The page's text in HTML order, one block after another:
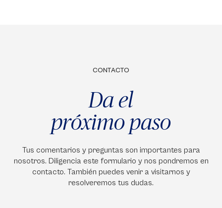
CONTACTO
Da el
próximo paso
Tus comentarios y preguntas son importantes para
nosotros. Diligencia este formulario y nos pondremos en
contacto. También puedes venir a visitarnos y
resolveremos tus dudas.